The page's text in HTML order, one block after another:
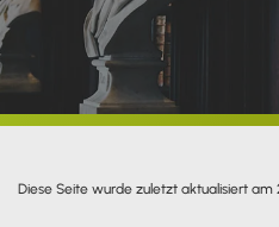
Diese Seite wurde zuletzt aktualisiert am